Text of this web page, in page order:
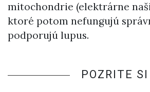
mitochondrie (elektrárne
ktoré potom nefungujú
podporujú lupus.
POZRITE SI